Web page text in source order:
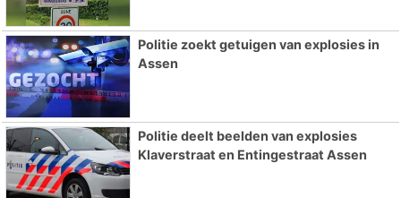
Politie zoekt getuigen van explosies in
Assen
Politie deelt beelden van explosies
Klaverstraat en Entingestraat Assen